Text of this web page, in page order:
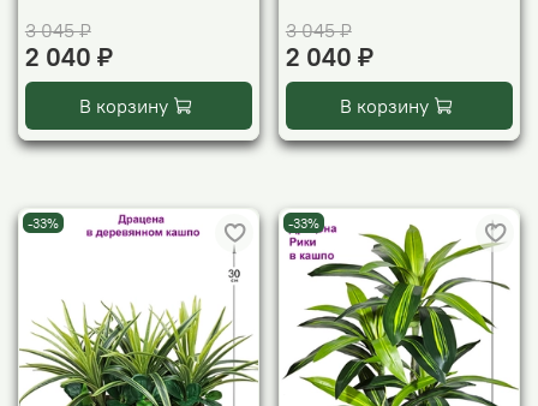
3 045 ₽
2 040 ₽
В корзину
3 045 ₽
2 040 ₽
В корзину
-33% -33%